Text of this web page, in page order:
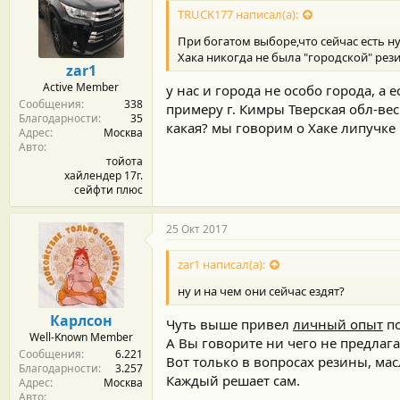
zar1
Active Member
Сообщения
338
Благодарности
35
Адрес
Москва
Авто
тойота
хайлендер 17г.
сейфти плюс
TRUCK177 написал(а):
При богатом выборе,что сейчас есть
Хака никогда не была "городской"
у нас и города не особо города, а
примеру г. Кимры Тверская обл-
какая? мы говорим о Хаке
Карлсон
Well-Known Member
Сообщения
6.221
Благодарности
3.257
Адрес
Москва
Авто
25 Окт 2017
zar1 написал(а):
ну и на чем они сейчас ездят?
Чуть выше привел личный опыт
А Вы говорите ни чего не
Вот только в вопросах резины,
Каждый решает сам.